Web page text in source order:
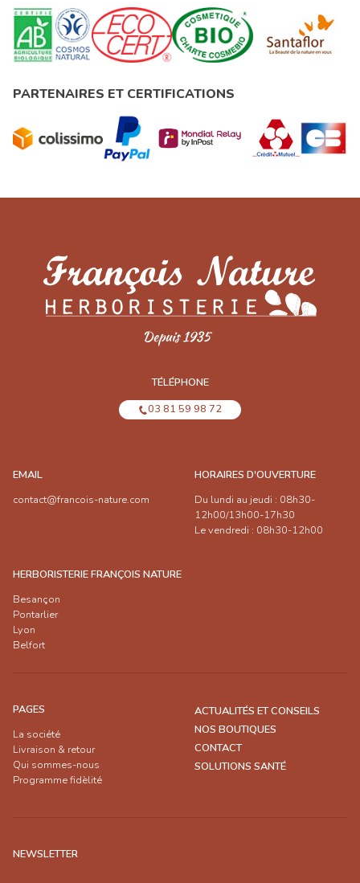
PARTENAIRES ET CERTIFICATIONS
TÉLÉPHONE
03 81 59 98 72
EMAIL
contact@francois-nature.com
HORAIRES D'OUVERTURE
Du lundi au jeudi : 08h30-
12h00/13h00-17h30
Le vendredi : 08h30-12h00
HERBORISTERIE FRANÇOIS NATURE
Besançon
Pontarlier
Lyon
Belfort
PAGES
La société
Livraison & retour
Qui sommes-nous
Programme fidèlité
ACTUALITÉS ET CONSEILS
NOS BOUTIQUES
CONTACT
SOLUTIONS SANTÉ
NEWSLETTER